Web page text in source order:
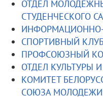
ОТДЕЛ
СТУДЕНЧЕСКОГО
СПОРТИВНЫЙ
ПРОФСОЮЗНЫЙ
ОТДЕЛ КУЛЬТУРЫ
КОМИТЕТ
СОЮЗА МОЛОДЕЖИ